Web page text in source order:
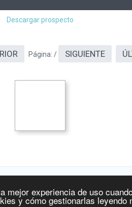
experiencia de uso
y cómo gestionarlas leyendo
Descargar prospecto
Página: / SIGUIENTE
y Productos Sanitarios[ www.aemps.gob.es